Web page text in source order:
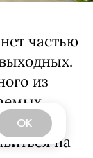
OK
частью
из
для
на